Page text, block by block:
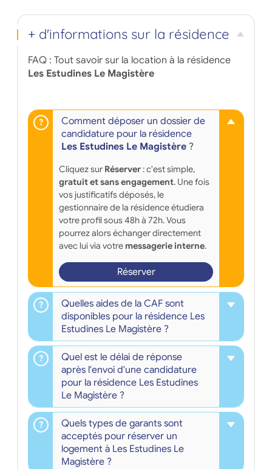
+ d'informations sur la résidence
FAQ : Tout savoir sur la location à la résidence
Les Estudines Le Magistère
Comment déposer un dossier de
candidature pour la résidence
Les Estudines Le Magistère?
Cliquez sur Réserver: c'est simple,
gratuit et sans engagement. Une fois
vos justificatifs déposés, le
gestionnaire de la résidence étudiera
votre profil sous 48h à 72h. Vous
pourrez alors échanger directement
avec lui via votre messagerie interne.
Réserver
Quelles aides de la CAF sont
disponibles pour la résidence Les
Estudines Le Magistère ?
Quel est le délai de réponse
après l'envoi d'une candidature
pour la résidence Les Estudines
Le Magistère ?
Quels types de garants sont
acceptés pour réserver un
logement à Les Estudines Le
Magistère ?